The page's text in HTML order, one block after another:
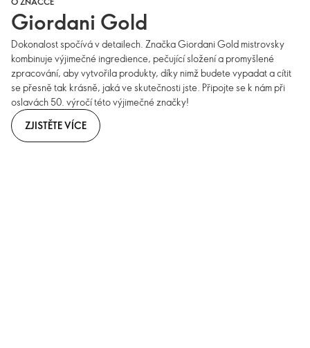
Giordani Gold
Dokonalost spočívá v detailech. Značka Giordani Gold mistrovsky
kombinuje výjimečné ingredience, pečující složení a promyšlené
zpracování, aby vytvořila produkty, díky nimž budete vypadat a cítit
se přesně tak krásně, jaká ve skutečnosti jste. Připojte se k nám při
oslavách 50. výročí této výjimečné značky!
ZJISTĚTE VÍCE